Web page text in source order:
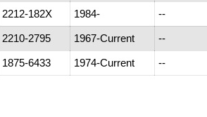
2212-182X 1984- --
2210-2795 1967-Current --
1875-6433 1974-Current --